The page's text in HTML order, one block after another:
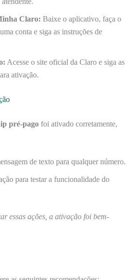
Claro: Baixe o aplicativo, faça o
conta e siga as instruções de
Acesse o site oficial da Claro e siga as
ativação.
pré-pago foi ativado corretamente,
de texto para qualquer número.
para testar a funcionalidade do
essas ações, a ativação foi bem-